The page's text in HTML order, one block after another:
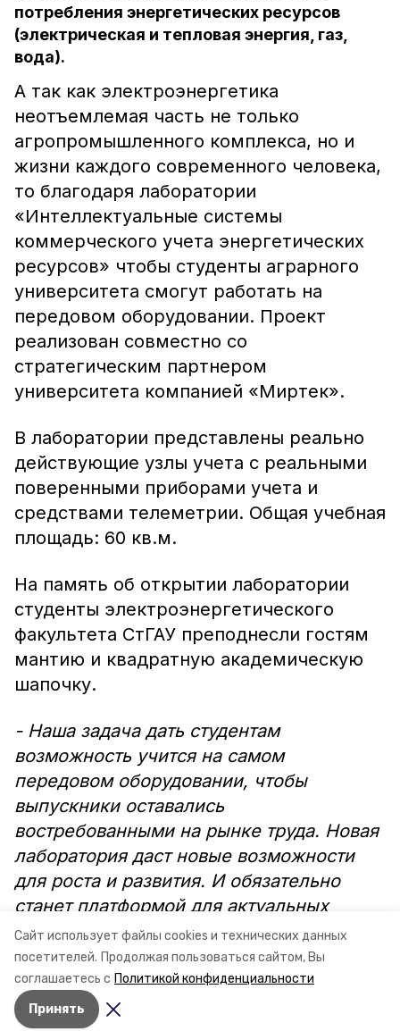
Сайт использует файлы cookies и технических данных
посетителей. Продолжая пользоваться сайтом, Вы
соглашаетесь с Политикой конфиденциальности
Принять
потребления энергетических ресурсов
(электрическая и тепловая энергия, газ,
вода).
А так как электроэнергетика
неотъемлемая часть не только
агропромышленного комплекса, но и
жизни каждого современного человека,
то благодаря лаборатории
«Интеллектуальные системы
коммерческого учета энергетических
ресурсов» чтобы студенты аграрного
университета смогут работать на
передовом оборудовании. Проект
реализован совместно со
стратегическим партнером
университета компанией «Миртек».
В лаборатории представлены реально
действующие узлы учета с реальными
поверенными приборами учета и
средствами телеметрии. Общая учебная
площадь: 60 кв.м.
На память об открытии лаборатории
студенты электроэнергетического
факультета СтГАУ преподнесли гостям
мантию и квадратную академическую
шапочку.
- Наша задача дать студентам
возможность учится на самом
передовом оборудовании, чтобы
выпускники оставались
востребованными на рынке труда. Новая
лаборатория даст новые возможности
для роста и развития. И обязательно
станет платформой для актуальных
научных разработок», - отметил врио
ректора СтГАУ Александр Трухачев.
Авторы: Ольга Винницкая